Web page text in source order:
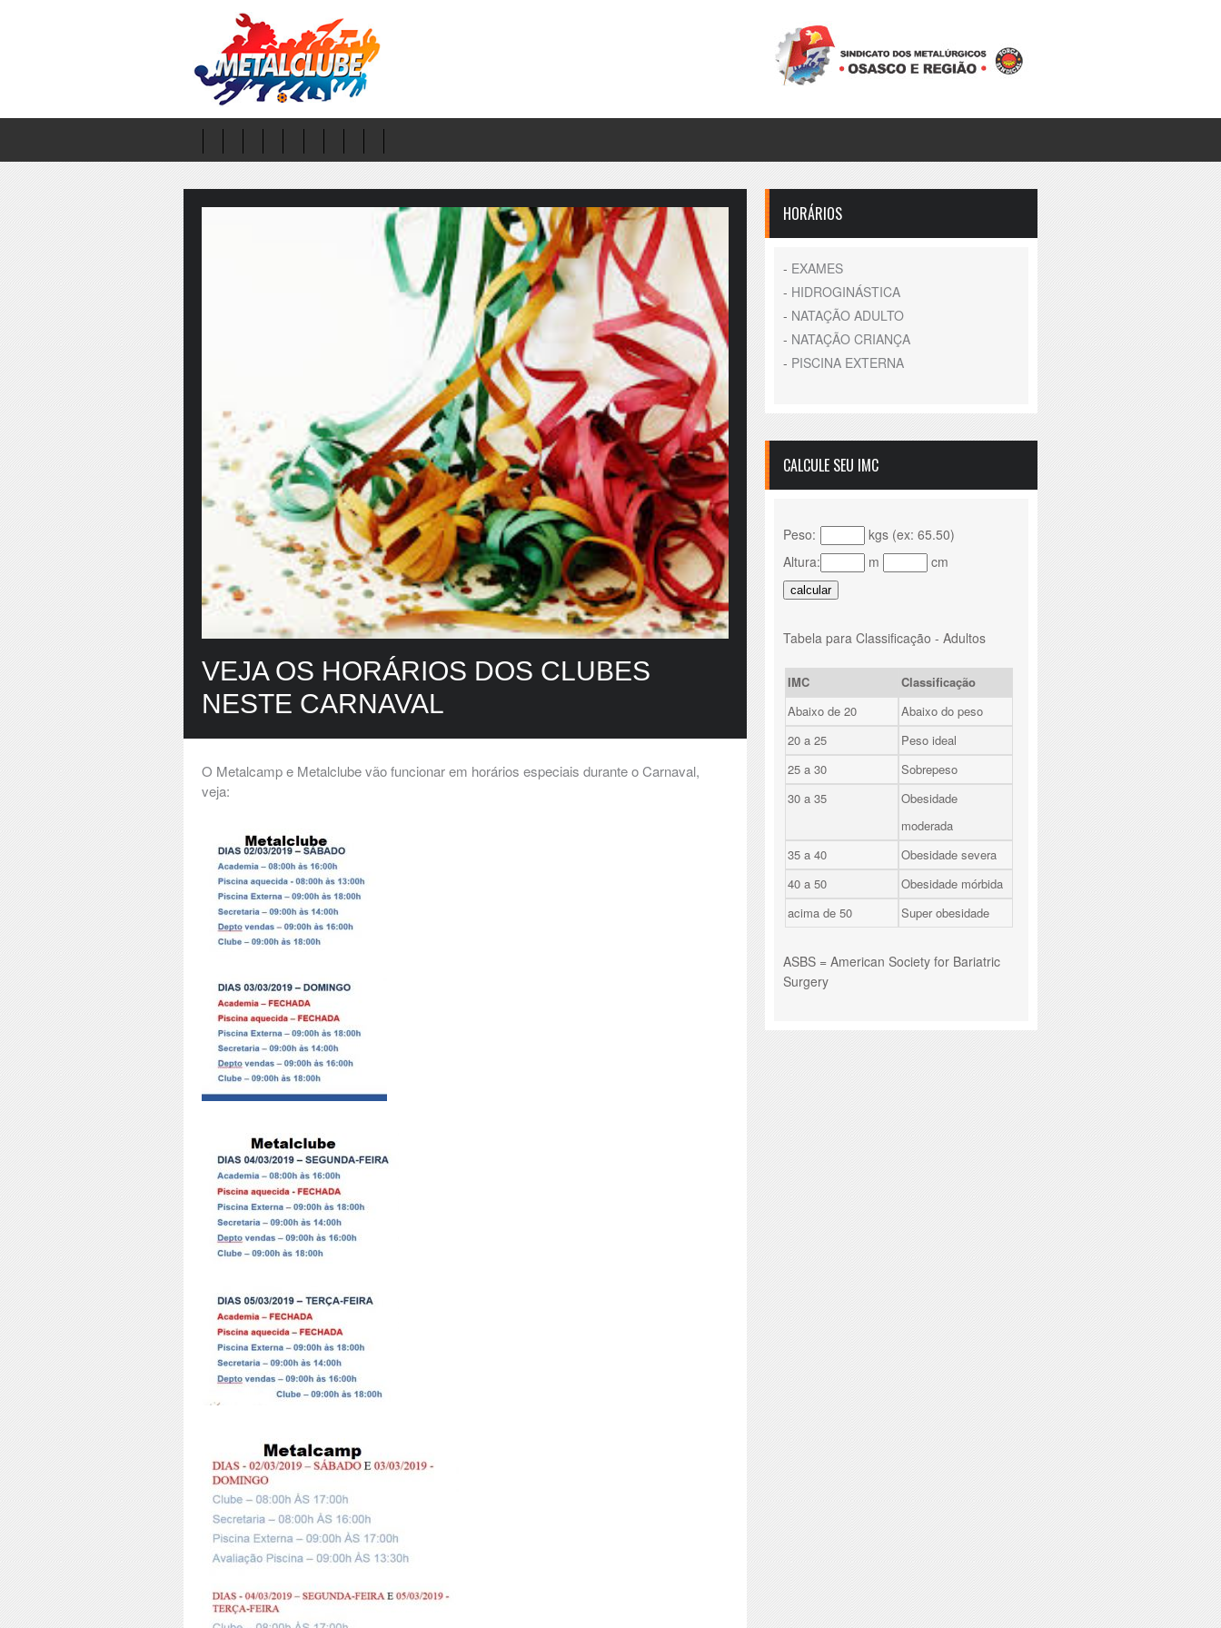
VEJA OS HORÁRIOS DOS CLUBES
NESTE CARNAVAL
O Metalcamp e Metalclube vão funcionar em horários especiais durante o Carnaval,
veja:
HORÁRIOS
- EXAMES
- HIDROGINÁSTICA
- NATAÇÃO ADULTO
- NATAÇÃO CRIANÇA
- PISCINA EXTERNA
CALCULE SEU IMC
Peso:
kgs (ex: 65.50)
Altura:
m cm
Tabela para Classificação - Adultos
IMC
Classificação
Abaixo de 20
Abaixo do peso
20 a 25
Peso ideal
25 a 30
Sobrepeso
30 a 35
Obesidade
moderada
35 a 40
Obesidade severa
40 a 50
Obesidade mórbida
acima de 50
Super obesidade
ASBS = American Society for Bariatric
Surgery